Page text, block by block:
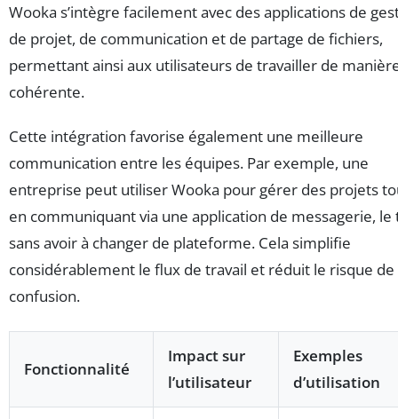
Wooka s’intègre facilement avec des applications de
de projet, de communication et de partage de fichiers,
permettant ainsi aux utilisateurs de travailler de
cohérente.
Cette intégration favorise également une meilleure
communication entre les équipes. Par exemple, une
entreprise peut utiliser Wooka pour gérer des projets
en communiquant via une application de messagerie, le
sans avoir à changer de plateforme. Cela simplifie
considérablement le flux de travail et réduit le risque de
confusion.
Fonctionnalité
Impact sur
l’utilisateur
Exemples
d’utilisation